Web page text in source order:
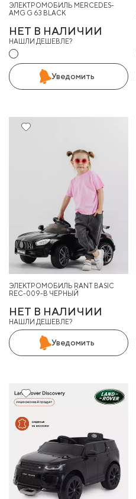
ЭЛЕКТРОМОБИЛЬ MERCEDES-
AMG G 63 BLACK
НЕТ В НАЛИЧИИ
НАШЛИ ДЕШЕВЛЕ?
Уведомить
29%
ЭЛЕКТРОМОБИЛЬ RANT BASIC
REC-009-B ЧЕРНЫЙ
НЕТ В НАЛИЧИИ
НАШЛИ ДЕШЕВЛЕ?
Уведомить
29%